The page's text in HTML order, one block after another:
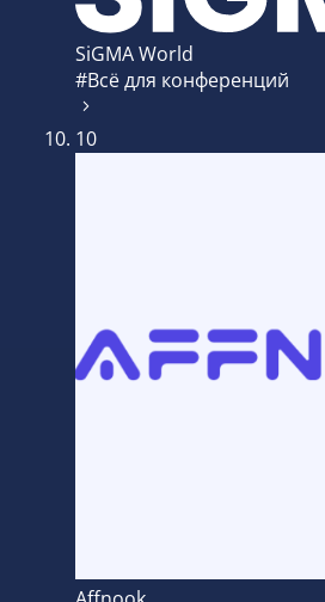
SiGMA World
#Всё для конференций
10